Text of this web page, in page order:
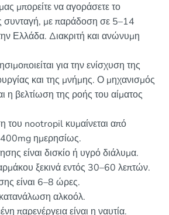
μπορείτε να αγοράσετε το
με παράδοση σε 5–14
Ελλάδα. Διακριτή και ανώνυμη
για την ενίσχυση της
και της μνήμης. Ο μηχανισμός
η βελτίωση της ροής του αίματος
του nootropil κυμαίνεται από
ημερησίως.
είναι δισκίο ή υγρό διάλυμα.
ξεκινά εντός 30–60 λεπτών.
είναι 6–8 ώρες.
αλκοόλ.
παρενέργεια είναι η ναυτία.